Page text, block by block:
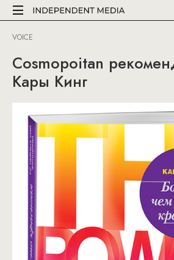
VOICE
Cosmopoitan
Кары Кинг